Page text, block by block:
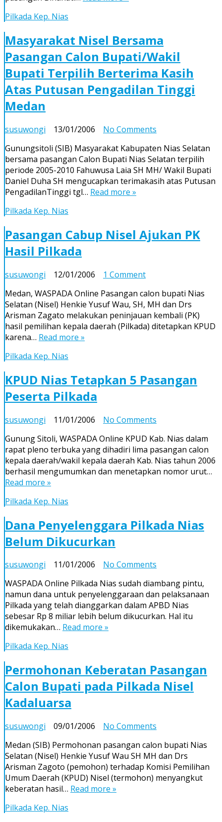
Pilkada Kep. Nias
Masyarakat Nisel Bersama
Pasangan Calon Bupati/Wakil
Bupati Terpilih Berterima Kasih
Atas Putusan Pengadilan Tinggi
Medan
susuwongi 13/01/2006 No Comments
Nisel
Bersama
Pasangan
Calon
Kasih
Medan
Gunungsitoli (SIB) Masyarakat Kabupaten Nias Selatan
bersama pasangan Calon Bupati Nias Selatan terpilih
periode 2005-2010 Fahuwusa Laia SH MH/ Wakil Bupati
Daniel Duha SH mengucapkan terimakasih atas Putusan
PengadilanTinggi tgl… Read more »
Pilkada Kep. Nias
Pasangan Cabup Nisel Ajukan PK
Hasil Pilkada
susuwongi 12/01/2006 1 Commenton
Cabup
Nisel
Ajukan
PK
Medan, WASPADA Online Pasangan calon bupati Nias
Selatan (Nisel) Henkie Yusuf Wau, SH, MH dan Drs
Arisman Zagato melakukan peninjauan kembali (PK)
hasil pemilihan kepala daerah (Pilkada) ditetapkan KPUD
karena… Read more »
Pilkada Kep. Nias
KPUD Nias Tetapkan 5 Pasangan
Peserta Pilkada
susuwongi 11/01/2006 No Comments
Nias
Tetapkan
5
Pasangan
Gunung Sitoli, WASPADA Online KPUD Kab. Nias dalam
rapat pleno terbuka yang dihadiri lima pasangan calon
kepala daerah/wakil kepala daerah Kab. Nias tahun 2006
berhasil mengumumkan dan menetapkan nomor urut…
Read more »
Pilkada Kep. Nias
Dana Penyelenggara Pilkada Nias
Belum Dikucurkan
susuwongi 11/01/2006 No Comments
Penyelenggara
Pilkada
Nias
Belum
WASPADA Online Pilkada Nias sudah diambang pintu,
namun dana untuk penyelenggaraan dan pelaksanaan
Pilkada yang telah dianggarkan dalam APBD Nias
sebesar Rp 8 miliar lebih belum dikucurkan. Hal itu
dikemukakan… Read more »
Pilkada Kep. Nias
Permohonan Keberatan Pasangan
Calon Bupati pada Pilkada Nisel
Kadaluarsa
susuwongi 09/01/2006 No Comments
Keberatan
Pasangan
Calon
Bupati
Medan (SIB) Permohonan pasangan calon bupati Nias
Selatan (Nisel) Henkie Yusuf Wau SH MH dan Drs
Arisman Zagoto (pemohon) terhadap Komisi Pemilihan
Umum Daerah (KPUD) Nisel (termohon) menyangkut
keberatan hasil… Read more »
Pilkada Kep. Nias